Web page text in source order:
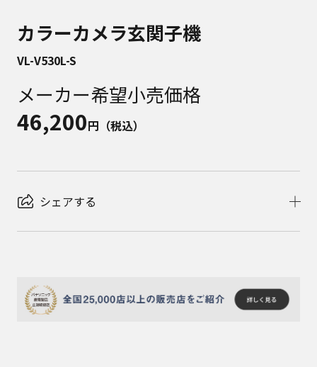
カラーカメラ玄関子機
VL-V530L-S
メーカー希望小売価格
46,200円（税込）
シェアする